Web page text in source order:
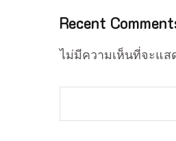
Recent
ไม่มีความเห็นที่จะแส